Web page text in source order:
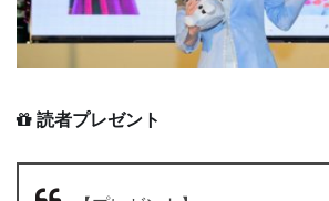
読者プレゼント